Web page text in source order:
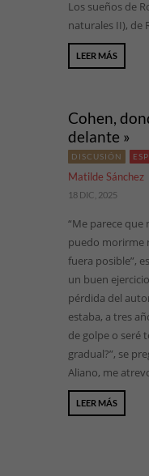
Los sueños de
naturales II), de
LEER MÁS
Cohen,
delante »
DISCUSIÓN
Matilde Sánchez
18 DIC, 2025
“Me parece que
puedo morirme
fuera posible”,
un buen
pérdida del
estaba, a tres
de golpe o seré
gradual?”, se
Aliano, me
LEER MÁS